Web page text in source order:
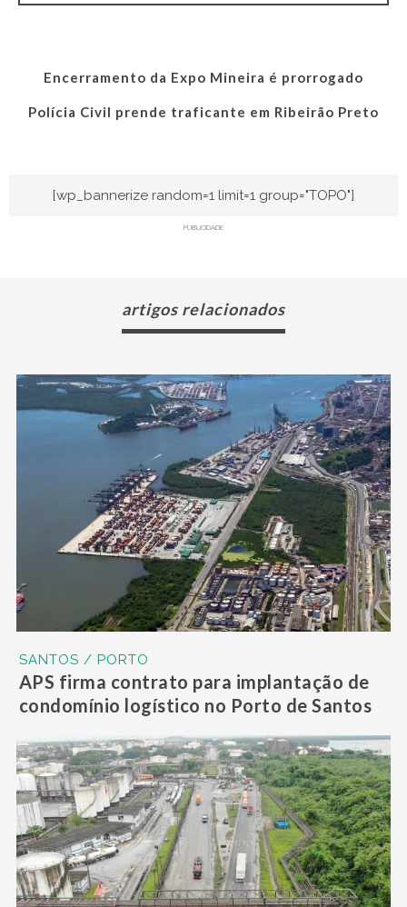
Encerramento da Expo Mineira é prorrogado
Polícia Civil prende traficante em Ribeirão Preto
[wp_bannerize random=1 limit=1 group="TOPO"]
PUBLICIDADE
artigos relacionados
SANTOS / PORTO
APS firma contrato para implantação de
condomínio logístico no Porto de Santos